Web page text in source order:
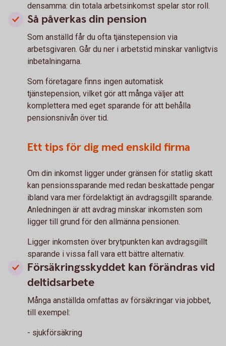
densamma: din totala arbetsinkomst spelar stor roll.
Så påverkas din pension
Som anställd får du ofta tjänstepension via
arbetsgivaren. Går du ner i arbetstid minskar vanligtvis
inbetalningarna.
Som företagare finns ingen automatisk
tjänstepension, vilket gör att många väljer att
komplettera med eget sparande för att behålla
pensionsnivån över tid.
Ett tips för dig med enskild firma
Om din inkomst ligger under gränsen för statlig skatt
kan pensionssparande med redan beskattade pengar
ibland vara mer fördelaktigt än avdragsgillt sparande.
Anledningen är att avdrag minskar inkomsten som
ligger till grund för den allmänna pensionen.
Ligger inkomsten över brytpunkten kan avdragsgillt
sparande i vissa fall vara ett bättre alternativ.
Försäkringsskyddet kan förändras vid
deltidsarbete
Många anställda omfattas av försäkringar via jobbet,
till exempel:
- sjukförsäkring